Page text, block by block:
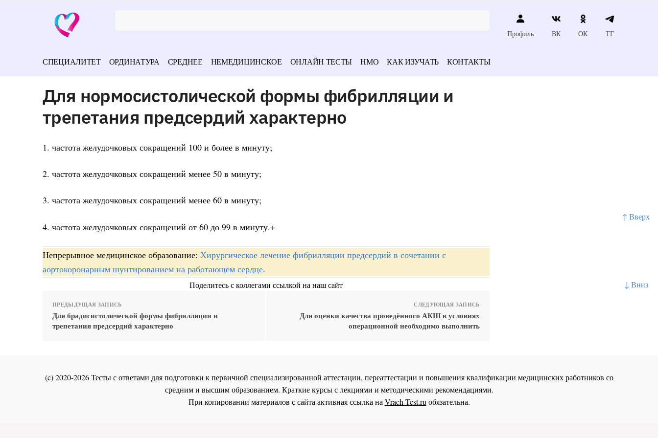
↑ Вверх
↓ Вниз
Профиль ВК ОК ТГ
СПЕЦИАЛИТЕТ ОРДИНАТУРА СРЕДНЕЕ НЕМЕДИЦИНСКОЕ ОНЛАЙН ТЕСТЫ НМО КАК ИЗУЧАТЬ КОНТАКТЫ
Для нормосистолической формы фибрилляции и
трепетания предсердий характерно
1. частота желудочковых сокращений 100 и более в минуту;
2. частота желудочковых сокращений менее 50 в минуту;
3. частота желудочковых сокращений менее 60 в минуту;
4. частота желудочковых сокращений от 60 до 99 в минуту.+
Непрерывное медицинское образование: Хирургическое лечение фибрилляции предсердий в сочетании с
аортокоронарным шунтированием на работающем сердце.
Поделитесь с коллегами ссылкой на наш сайт
ПРЕДЫДУЩАЯ ЗАПИСЬ
Для брадисистолической формы фибрилляции и
трепетания предсердий характерно
СЛЕДУЮЩАЯ ЗАПИСЬ
Для оценки качества проведённого АКШ в условиях
операционной необходимо выполнить
(c) 2020-2026 Тесты с ответами для подготовки к первичной специализированной аттестации, переаттестации и повышения квалификации медицинских работников со
средним и высшим образованием. Краткие курсы с лекциями и методическими рекомендациями.
При копировании материалов с сайта активная ссылка наVrach-Test.ruобязательна.